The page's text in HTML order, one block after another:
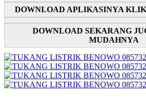
DOWNLOAD APLIKASINYA
DOWNLOAD SEKARANG
MUDAHNYA